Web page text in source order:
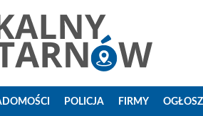
POLICJA FIRMY